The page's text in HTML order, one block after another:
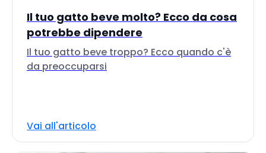
Il tuo gatto beve molto? Ecco da cosa
potrebbe dipendere
Il tuo gatto beve troppo? Ecco quando c'è
da preoccuparsi
Vai all'articolo